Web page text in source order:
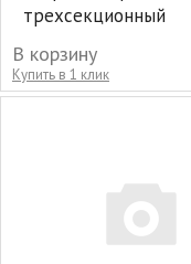
трехсекционный
В корзину
Купить в 1 клик